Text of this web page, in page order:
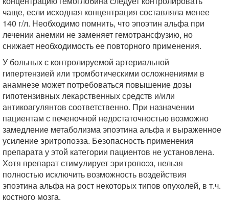
чаще, если исходная концентрация составляла менее
140 г/л. Необходимо помнить, что эпоэтин альфа при
лечении анемии не заменяет гемотрансфузию, но
снижает необходимость ее повторного применения.
У больных с контролируемой артериальной
гипертензией или тромботическими осложнениями в
анамнезе может потребоваться повышение дозы
гипотензивных лекарственных средств и/или
антикоагулянтов соответственно. При назначении
пациентам с печеночной недостаточностью возможно
замедление метаболизма эпоэтина альфа и выраженное
усиление эритропоэза. Безопасность применения
препарата у этой категории пациентов не установлена.
Хотя препарат стимулирует эритропоэз, нельзя
полностью исключить возможность воздействия
эпоэтина альфа на рост некоторых типов опухолей, в т.ч.
костного мозга.